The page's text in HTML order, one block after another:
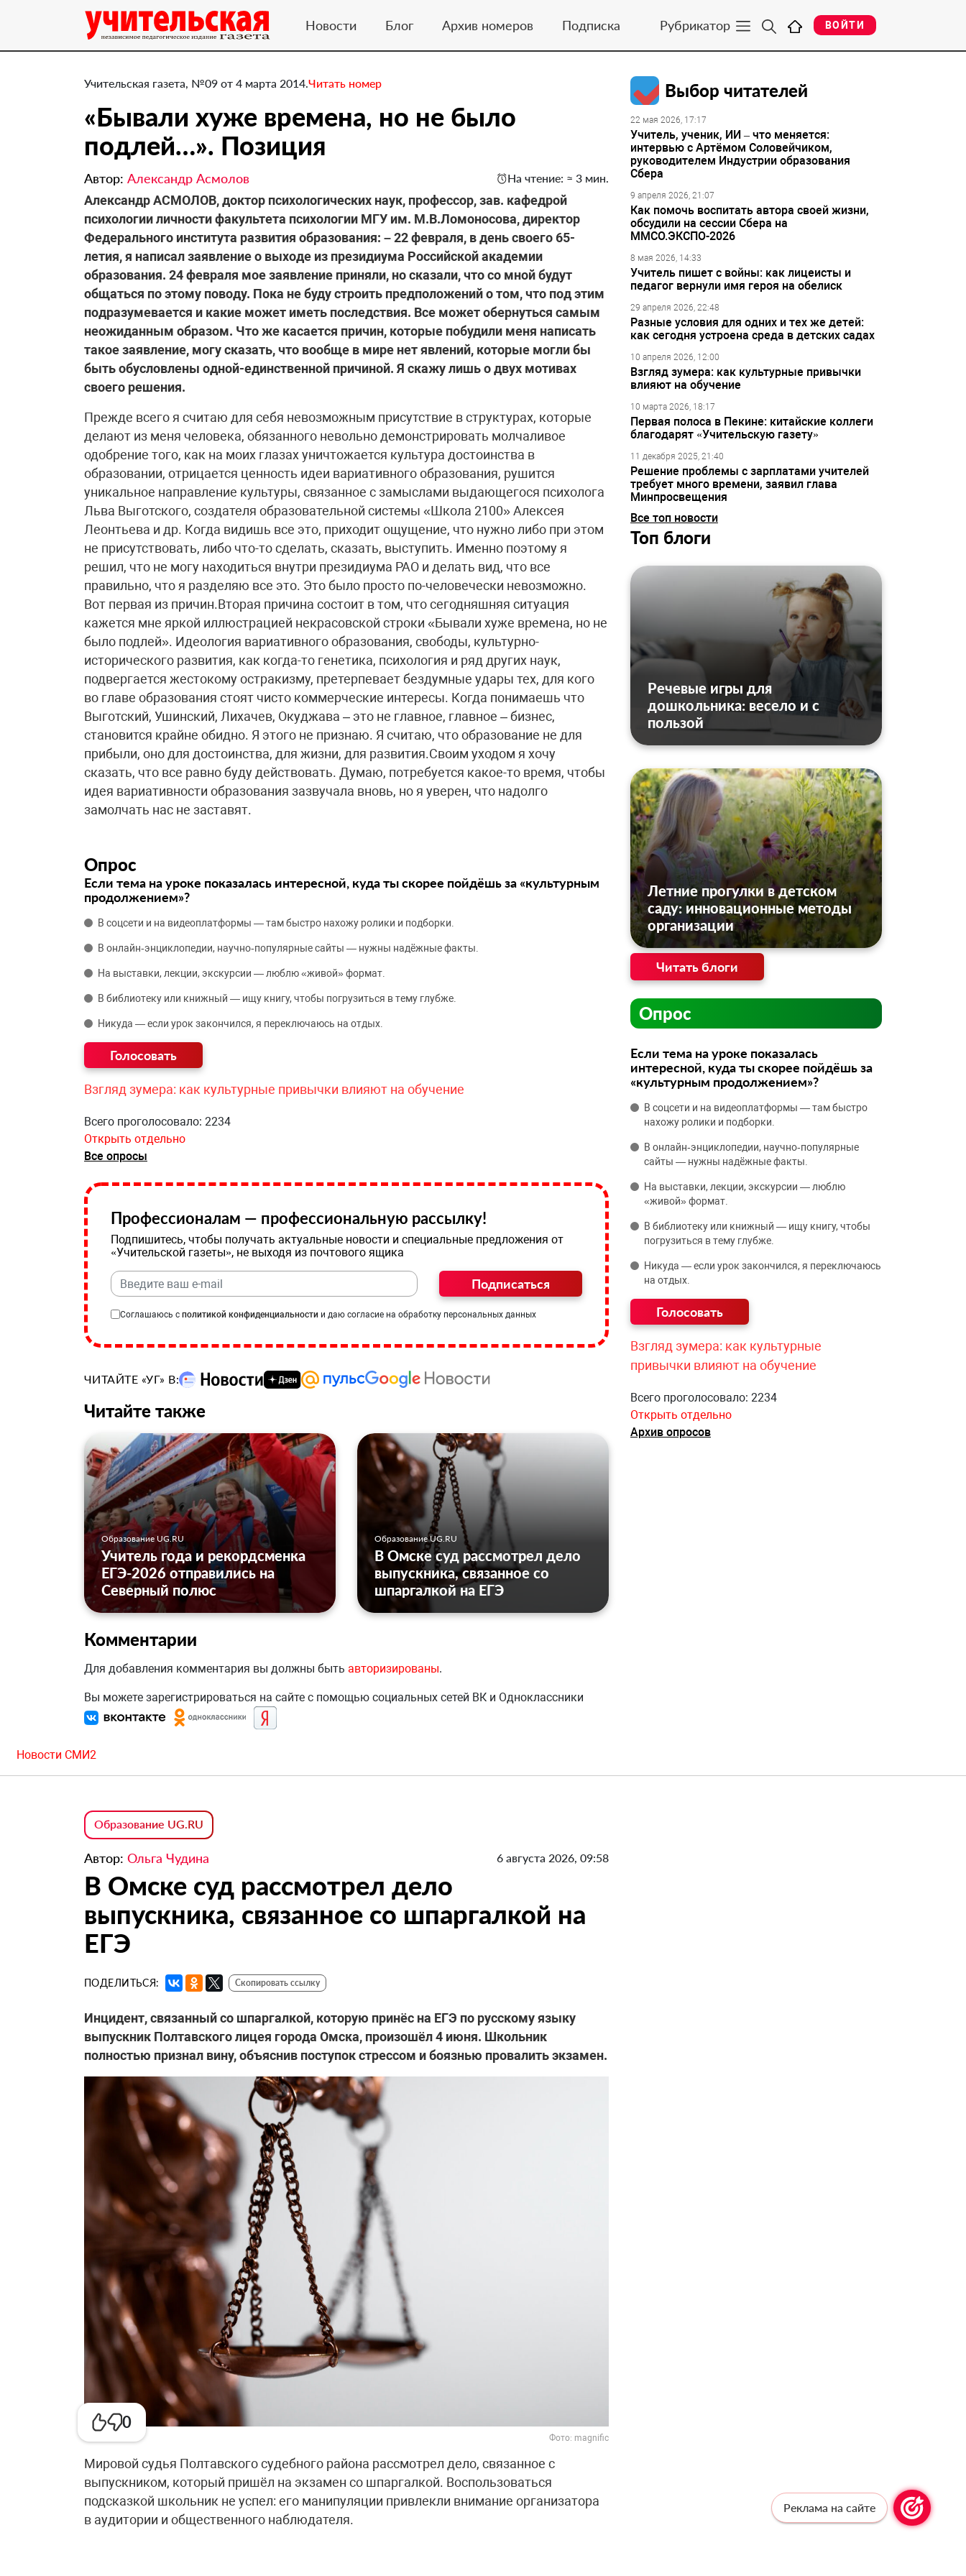
Новости Блог Архив номеров Подписка Рубрикатор ВОЙТИ
0
Учительская газета, №09 от 4 марта 2014.Читать номер
«Бывали хуже времена, но не было
подлей…». ​Позиция
Автор: Александр Асмолов На чтение: ≈ 3 мин.
Александр АСМОЛОВ, доктор психологических наук, профессор, зав. кафедрой
психологии личности факультета психологии МГУ им. М.В.Ломоносова, директор
Федерального института развития образования: – 22 февраля, в день своего 65-
летия, я написал заявление о выходе из президиума Российской академии
образования. 24 февраля мое заявление приняли, но сказали, что со мной будут
общаться по этому поводу. Пока не буду строить предположений о том, что под этим
подразумевается и какие может иметь последствия. Все может обернуться самым
неожиданным образом. Что же касается причин, которые побудили меня написать
такое заявление, могу сказать, что вообще в мире нет явлений, которые могли бы
быть обусловлены одной-единственной причиной. Я скажу лишь о двух мотивах
своего решения.
Прежде всего я считаю для себя невозможным присутствие в структурах, которые
делают из меня человека, обязанного невольно демонстрировать молчаливое
одобрение того, как на моих глазах уничтожается культура достоинства в
образовании, отрицается ценность идеи вариативного образования, рушится
уникальное направление культуры, связанное с замыслами выдающегося психолога
Льва Выготского, создателя образовательной системы «Школа 2100» Алексея
Леонтьева и др. Когда видишь все это, приходит ощущение, что нужно либо при этом
не присутствовать, либо что-то сделать, сказать, выступить. Именно поэтому я
решил, что не могу находиться внутри президиума РАО и делать вид, что все
правильно, что я разделяю все это. Это было просто по-человечески невозможно.
Вот первая из причин.Вторая причина состоит в том, что сегодняшняя ситуация
кажется мне яркой иллюстрацией некрасовской строки «Бывали хуже времена, но не
было подлей». Идеология вариативного образования, свободы, культурно-
исторического развития, как когда-то генетика, психология и ряд других наук,
подвергается жестокому остракизму, претерпевает бездумные удары тех, для кого
во главе образования стоят чисто коммерческие интересы. Когда понимаешь что
Выготский, Ушинский, Лихачев, Окуджава – это не главное, главное – бизнес,
становится крайне обидно. Я этого не признаю. Я считаю, что образование не для
прибыли, оно для достоинства, для жизни, для развития.Своим уходом я хочу
сказать, что все равно буду действовать. Думаю, потребуется какое-то время, чтобы
идея вариативности образования зазвучала вновь, но я уверен, что надолго
замолчать нас не заставят.
Опрос
Если тема на уроке показалась интересной, куда ты скорее пойдёшь за «культурным
продолжением»?
В соцсети и на видеоплатформы — там быстро нахожу ролики и подборки.
В онлайн‑энциклопедии, научно‑популярные сайты — нужны надёжные факты.
На выставки, лекции, экскурсии — люблю «живой» формат.
В библиотеку или книжный — ищу книгу, чтобы погрузиться в тему глубже.
Никуда — если урок закончился, я переключаюсь на отдых.
Взгляд зумера: как культурные привычки влияют на обучение
Всего проголосовало: 2234
Открыть отдельно
Все опросы
Профессионалам — профессиональную рассылку!
Подпишитесь, чтобы получать актуальные новости и специальные предложения от
«Учительской газеты», не выходя из почтового ящика
Подписаться
Соглашаюсь с политикой конфиденциальности и даю согласие на обработку персональных данных
ЧИТАЙТЕ «УГ» В:
Читайте также
Образование UG.RU
Учитель года и рекордсменка
ЕГЭ-2026 отправились на
Северный полюс
Образование UG.RU
В Омске суд рассмотрел дело
выпускника, связанное со
шпаргалкой на ЕГЭ
Комментарии
Для добавления комментария вы должны быть авторизированы.
Вы можете зарегистрироваться на сайте с помощью социальных сетей ВК и Одноклассники
Выбор читателей
22 мая 2026, 17:17
Учитель, ученик, ИИ – что меняется:
интервью с Артёмом Соловейчиком,
руководителем Индустрии образования
Сбера
9 апреля 2026, 21:07
Как помочь воспитать автора своей жизни,
обсудили на сессии Сбера на
ММСО.ЭКСПО-2026
8 мая 2026, 14:33
Учитель пишет с войны: как лицеисты и
педагог вернули имя героя на обелиск
29 апреля 2026, 22:48
Разные условия для одних и тех же детей:
как сегодня устроена среда в детских садах
10 апреля 2026, 12:00
Взгляд зумера: как культурные привычки
влияют на обучение
10 марта 2026, 18:17
Первая полоса в Пекине: китайские коллеги
благодарят «Учительскую газету»
11 декабря 2025, 21:40
Решение проблемы с зарплатами учителей
требует много времени, заявил глава
Минпросвещения
Все топ новости
Топ блоги
Речевые игры для
дошкольника: весело и с
пользой
Летние прогулки в детском
саду: инновационные методы
организации
Читать блоги
Опрос
Если тема на уроке показалась
интересной, куда ты скорее пойдёшь за
«культурным продолжением»?
В соцсети и на видеоплатформы — там быстро
нахожу ролики и подборки.
В онлайн‑энциклопедии, научно‑популярные
сайты — нужны надёжные факты.
На выставки, лекции, экскурсии — люблю
«живой» формат.
В библиотеку или книжный — ищу книгу, чтобы
погрузиться в тему глубже.
Никуда — если урок закончился, я переключаюсь
на отдых.
Взгляд зумера: как культурные
привычки влияют на обучение
Всего проголосовало: 2234
Открыть отдельно
Архив опросов
Новости СМИ2
Образование UG.RU
Автор: Ольга Чудина 6 августа 2026, 09:58
В Омске суд рассмотрел дело
выпускника, связанное со шпаргалкой на
ЕГЭ
ПОДЕЛИТЬСЯ: Скопировать ссылку
Инцидент, связанный со шпаргалкой, которую принёс на ЕГЭ по русскому языку
выпускник Полтавского лицея города Омска, произошёл 4 июня. Школьник
полностью признал вину, объяснив поступок стрессом и боязнью провалить экзамен.
Фото: magnific
Мировой судья Полтавского судебного района рассмотрел дело, связанное с
выпускником, который пришёл на экзамен со шпаргалкой. Воспользоваться
подсказкой школьник не успел: его манипуляции привлекли внимание организатора
в аудитории и общественного наблюдателя.
Реклама на сайте